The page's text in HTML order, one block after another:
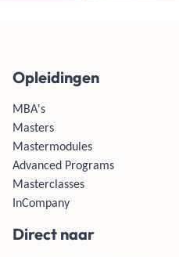
Opleidingen
MBA's
Masters
Mastermodules
Advanced Programs
Masterclasses
InCompany
Direct naar